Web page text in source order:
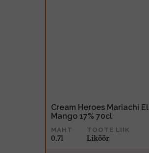
Cream Heroes Mariachi El
Mango 17% 70cl
MAHT
0.7l
TOOTE LIIK
Liköör